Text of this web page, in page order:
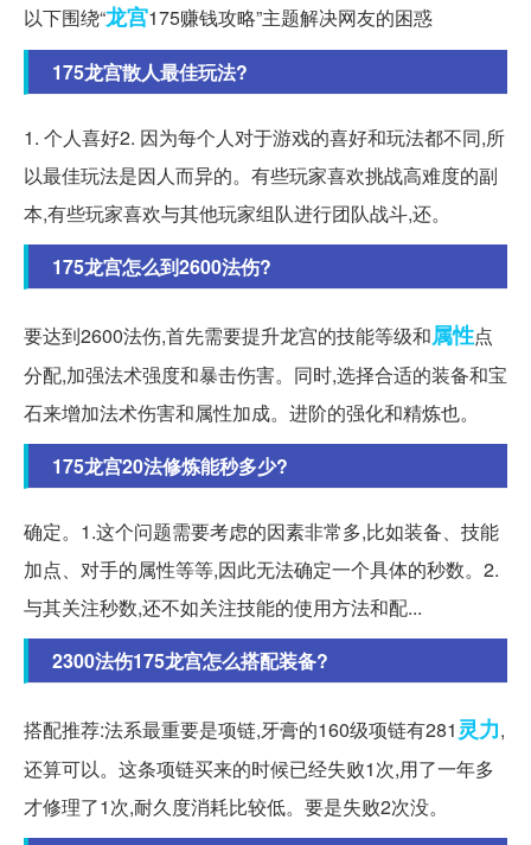
以下围绕“龙宫175赚钱攻略”主题解决网友的困惑
175龙宫散人最佳玩法?
1. 个人喜好2. 因为每个人对于游戏的喜好和玩法都不同,所
以最佳玩法是因人而异的。有些玩家喜欢挑战高难度的副
本,有些玩家喜欢与其他玩家组队进行团队战斗,还。
175龙宫怎么到2600法伤?
要达到2600法伤,首先需要提升龙宫的技能等级和属性点
分配,加强法术强度和暴击伤害。同时,选择合适的装备和宝
石来增加法术伤害和属性加成。进阶的强化和精炼也。
175龙宫20法修炼能秒多少?
确定。1.这个问题需要考虑的因素非常多,比如装备、技能
加点、对手的属性等等,因此无法确定一个具体的秒数。2.
与其关注秒数,还不如关注技能的使用方法和配...
2300法伤175龙宫怎么搭配装备?
搭配推荐:法系最重要是项链,牙膏的160级项链有281 灵力,
还算可以。这条项链买来的时候已经失败1次,用了一年多
才修理了1次,耐久度消耗比较低。要是失败2次没。